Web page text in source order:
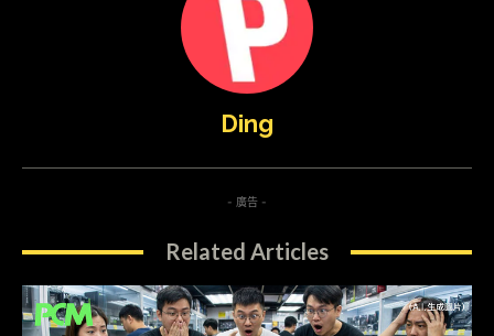
Ding
- 廣告 -
Related Articles